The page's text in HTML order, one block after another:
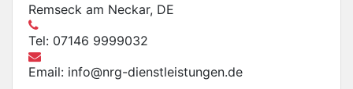
Remseck am Neckar, DE
Tel: 07146 9999032
Email: info@nrg-dienstleistungen.de